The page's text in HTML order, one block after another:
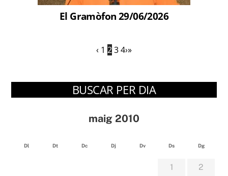
El Gramòfon 29/06/2026
‹ 1 234›»
BUSCAR PER DIA
maig 2010
Dl Dt Dc Dj Dv Ds Dg
1 2